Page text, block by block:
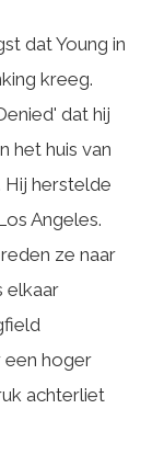
dat Young in
kreeg.
dat hij
het huis van
Hij herstelde
Angeles.
ze naar
elkaar
een hoger
achterliet